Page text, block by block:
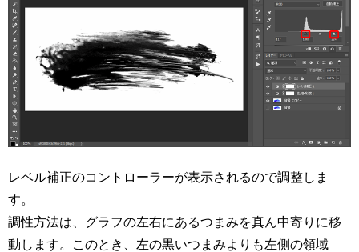
レベル補正のコントローラーが表示されるので調整しま
す。
調性方法は、グラフの左右にあるつまみを真ん中寄りに移
動します。このとき、左の黒いつまみよりも左側の領域